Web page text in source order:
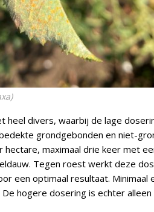
)
heel divers, waarbij de lage
grondgebonden en niet-
maximaal drie keer met
Tegen roest werkt deze
een optimaal resultaat.
hogere dosering is echter